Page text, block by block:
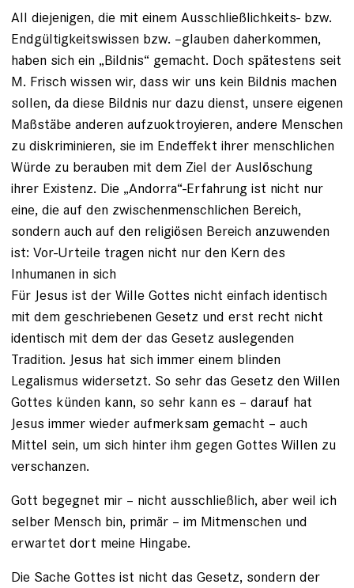
All diejenigen, die mit einem Ausschließlichkeits- bzw.
Endgültigkeitswissen bzw. –glauben daherkommen,
haben sich ein „Bildnis“ gemacht. Doch spätestens seit
M. Frisch wissen wir, dass wir uns kein Bildnis machen
sollen, da diese Bildnis nur dazu dienst, unsere eigenen
Maßstäbe anderen aufzuoktroyieren, andere Menschen
zu diskriminieren, sie im Endeffekt ihrer menschlichen
Würde zu berauben mit dem Ziel der Auslöschung
ihrer Existenz. Die „Andorra“-Erfahrung ist nicht nur
eine, die auf den zwischenmenschlichen Bereich,
sondern auch auf den religiösen Bereich anzuwenden
ist: Vor-Urteile tragen nicht nur den Kern des
Inhumanen in sich
Für Jesus ist der Wille Gottes nicht einfach identisch
mit dem geschriebenen Gesetz und erst recht nicht
identisch mit dem der das Gesetz auslegenden
Tradition. Jesus hat sich immer einem blinden
Legalismus widersetzt. So sehr das Gesetz den Willen
Gottes künden kann, so sehr kann es – darauf hat
Jesus immer wieder aufmerksam gemacht – auch
Mittel sein, um sich hinter ihm gegen Gottes Willen zu
verschanzen.
Gott begegnet mir – nicht ausschließlich, aber weil ich
selber Mensch bin, primär – im Mitmenschen und
erwartet dort meine Hingabe.
Die Sache Gottes ist nicht das Gesetz, sondern der